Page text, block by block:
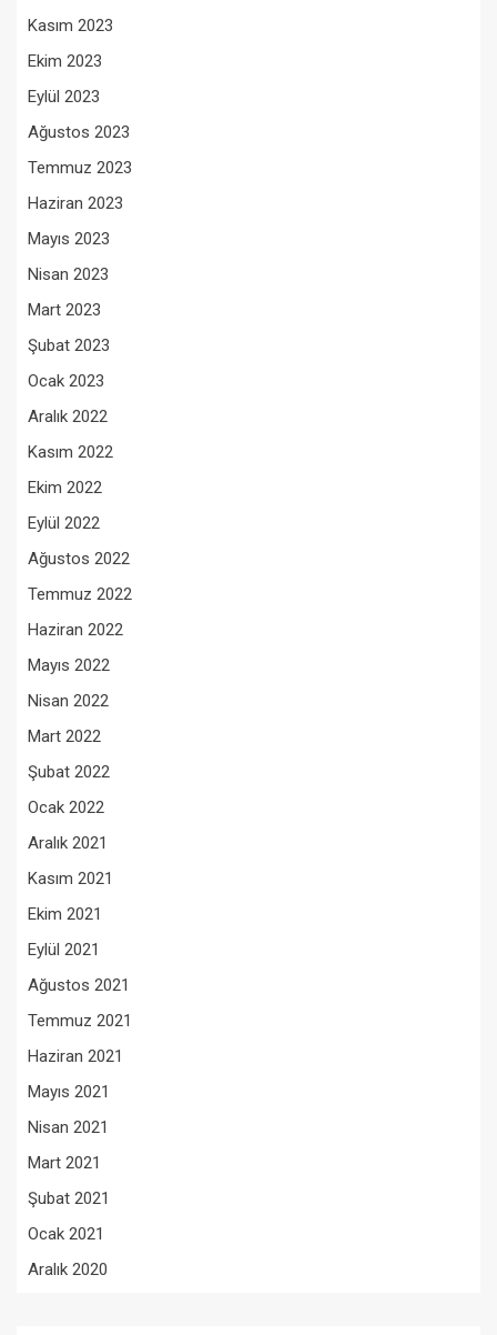
Kasım 2023
Ekim 2023
Eylül 2023
Ağustos 2023
Temmuz 2023
Haziran 2023
Mayıs 2023
Nisan 2023
Mart 2023
Şubat 2023
Ocak 2023
Aralık 2022
Kasım 2022
Ekim 2022
Eylül 2022
Ağustos 2022
Temmuz 2022
Haziran 2022
Mayıs 2022
Nisan 2022
Mart 2022
Şubat 2022
Ocak 2022
Aralık 2021
Kasım 2021
Ekim 2021
Eylül 2021
Ağustos 2021
Temmuz 2021
Haziran 2021
Mayıs 2021
Nisan 2021
Mart 2021
Şubat 2021
Ocak 2021
Aralık 2020